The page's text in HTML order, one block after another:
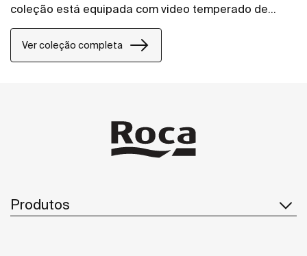
coleção está equipada com video temperado de
6mm, Maxiclean y cabide integrado na divisória para
aceder comodamente à toalha.
Ver coleção completa
Produtos